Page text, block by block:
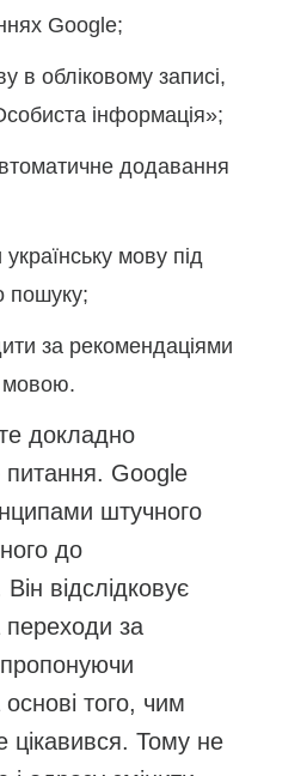
Google;
в обліковому записі,
інформація»;
додавання
мову під
пошуку;
за рекомендаціями
мовою.
докладно
Google
штучного
до
відслідковує
переходи за
того, чим
цікавився. Тому не